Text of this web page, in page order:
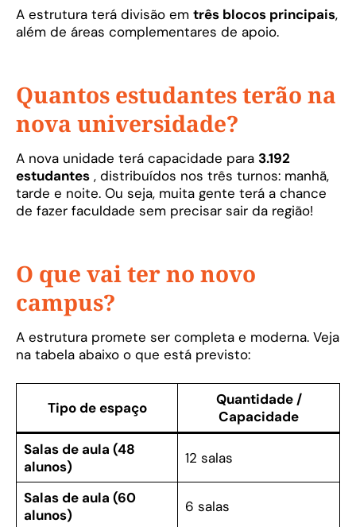
A estrutura terá divisão em três blocos principais,
além de áreas complementares de apoio.
Quantos estudantes terão na
nova universidade?
A nova unidade terá capacidade para 3.192
estudantes , distribuídos nos três turnos: manhã,
tarde e noite. Ou seja, muita gente terá a chance
de fazer faculdade sem precisar sair da região!
O que vai ter no novo
campus?
A estrutura promete ser completa e moderna. Veja
na tabela abaixo o que está previsto:
Tipo de espaço
Quantidade /
Capacidade
Salas de aula (48
alunos)
12 salas
Salas de aula (60
alunos)
6 salas